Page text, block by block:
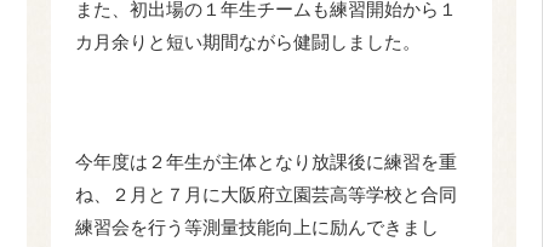
また、初出場の１年生チームも練習開始から１
カ月余りと短い期間ながら健闘しました。
今年度は２年生が主体となり放課後に練習を重
ね、２月と７月に大阪府立園芸高等学校と合同
練習会を行う等測量技能向上に励んできまし